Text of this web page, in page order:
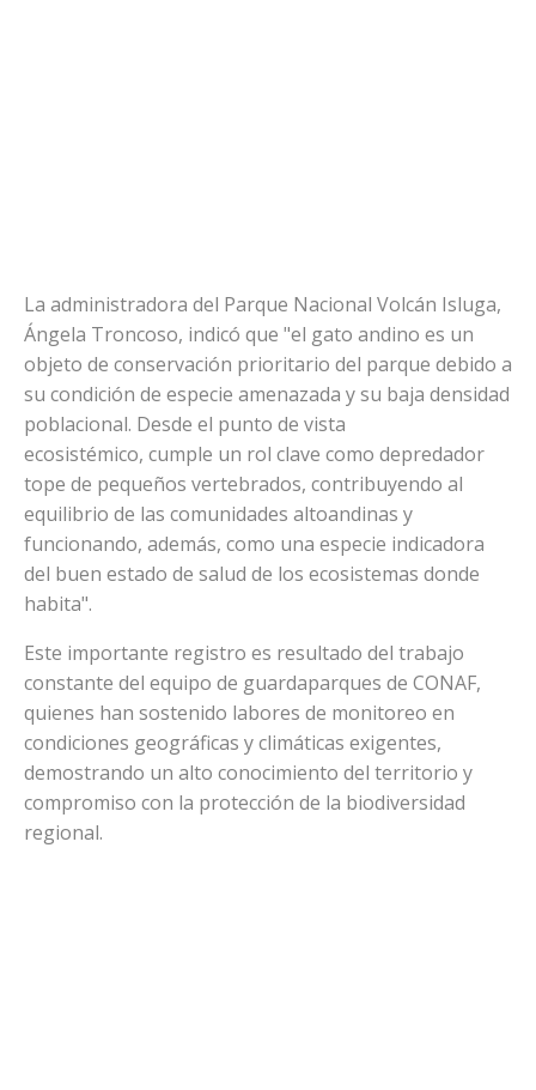
La administradora del Parque Nacional Volcán Isluga,
Ángela Troncoso, indicó que "el gato andino es un
objeto de conservación prioritario del parque debido a
su condición de especie amenazada y su baja densidad
poblacional. Desde el punto de vista
ecosistémico, cumple un rol clave como depredador
tope de pequeños vertebrados, contribuyendo al
equilibrio de las comunidades altoandinas y
funcionando, además, como una especie indicadora
del buen estado de salud de los ecosistemas donde
habita".
Este importante registro es resultado del trabajo
constante del equipo de guardaparques de CONAF,
quienes han sostenido labores de monitoreo en
condiciones geográficas y climáticas exigentes,
demostrando un alto conocimiento del territorio y
compromiso con la protección de la biodiversidad
regional.